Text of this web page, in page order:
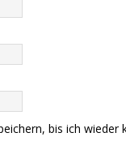
bis ich wieder